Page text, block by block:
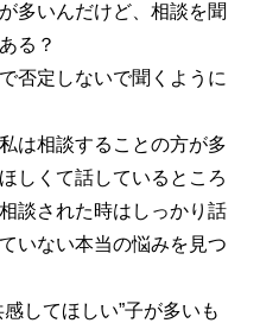
多いんだけど、相談を聞
る？
否定しないで聞くように
は相談することの方が多
しくて話しているところ
談された時はしっかり話
いない本当の悩みを見つ
してほしい”子が多いも